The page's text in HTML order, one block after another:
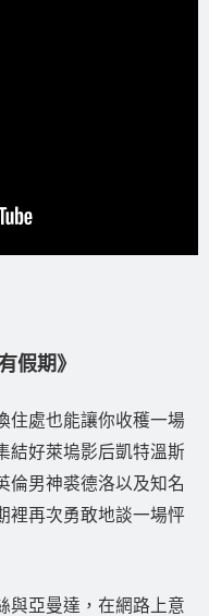
假期》
住處也能讓你收穫一場
結好萊塢影后凱特溫斯
倫男神裘德洛以及知名
裡再次勇敢地談一場怦
與亞曼達，在網路上意